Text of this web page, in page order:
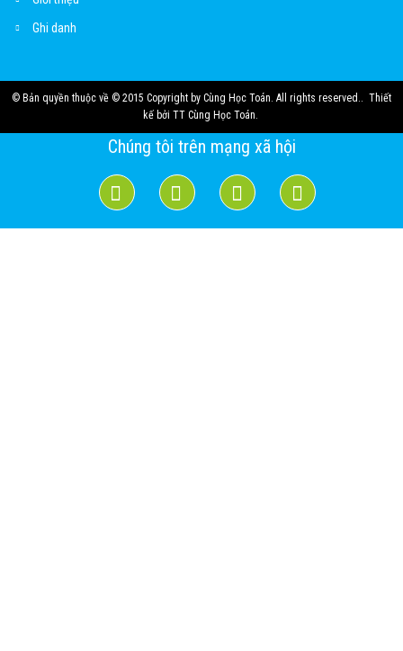
Ghi danh
© Bản quyền thuộc về © 2015 Copyright by Cùng Học Toán. All rights reserved.. Thiết
kế bởi TT Cùng Học Toán.
Chúng tôi trên mạng xã hội